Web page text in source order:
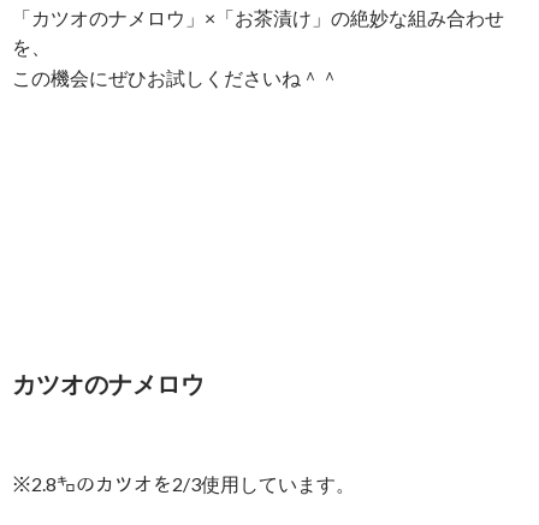
「カツオのナメロウ」×「お茶漬け」の絶妙な組み合わせ
を、
この機会にぜひお試しくださいね＾＾
カツオのナメロウ
※2.8㌔のカツオを2/3使用しています。